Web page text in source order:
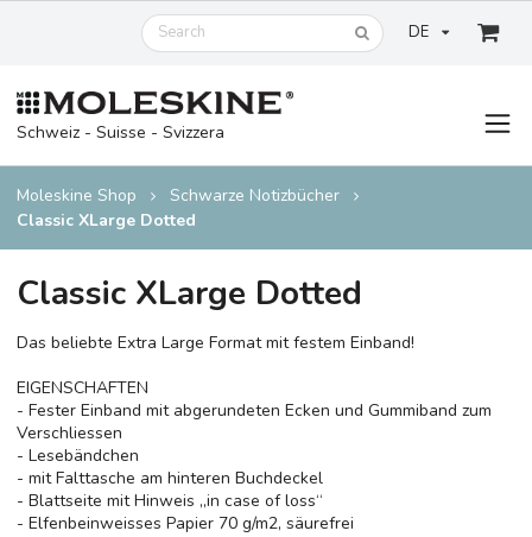
DE
Schweiz - Suisse - Svizzera
Moleskine Shop
Schwarze Notizbücher
Classic XLarge Dotted
Classic XLarge Dotted
Das beliebte Extra Large Format mit festem Einband!
EIGENSCHAFTEN
- Fester Einband mit abgerundeten Ecken und Gummiband zum
Verschliessen
- Lesebändchen
- mit Falttasche am hinteren Buchdeckel
- Blattseite mit Hinweis „in case of loss“
- Elfenbeinweisses Papier 70 g/m2, säurefrei